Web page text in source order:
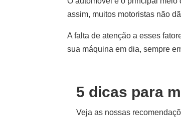
assim, muitos motoristas não
A falta de atenção a esses
sua máquina em dia, sempre
5 dicas para
Veja as nossas